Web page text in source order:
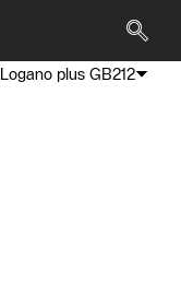
Logano plus GB212